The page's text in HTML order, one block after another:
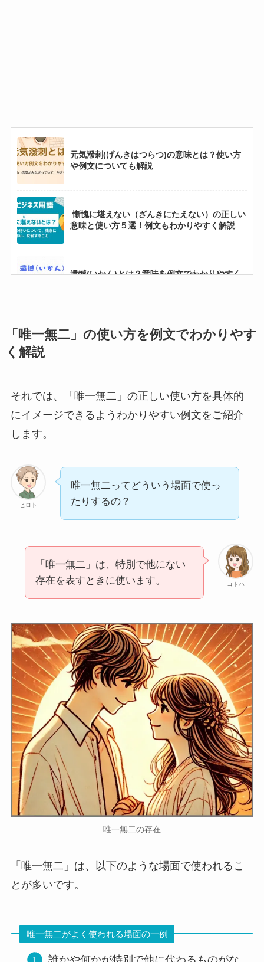
元気潑剌(げんきはつらつ)の意味とは？使い方
や例文についても解説
慚愧に堪えない（ざんきにたえない）の正しい
意味と使い方５選！例文もわかりやすく解説
遺憾(いかん)とは？意味を例文でわかりやすく
狡猾（こうかつ）の正しい意味と使い方５選！
侃侃諤諤(かんかんがくがく)の正しい意味と使
い方５選！例文もわかりやすく解説
意在言外(いざいげんがい)とは？ことばの意味
をくわしく解説
変幻自在(へんげんじざい)の意味とは？使い方
や例文から学ぼう
一念通天(いちねんつうてん)とは？意味・由
来・使い方・例文まで徹底解説！
採薪汲水とは？意味・由来・使い方・例文まで
わかりやすく解説！
自画自賛(じがじさん)の意味とは？使い方や例
遠慮会釈(えんりょえしゃく)の意味とは？使い
方や例文もくわしく解説
万里一空(ばんりいっくう)とは？意味や使い方
例文をわかりやすく解説
「唯一無二」の使い方を例文でわかりやす
く解説
それでは、「唯一無二」の正しい使い方を具体的
にイメージできるようわかりやすい例文をご紹介
します。
ヒロト
唯一無二ってどういう場面で使っ
たりするの？
コトハ
「唯一無二」は、特別で他にない
存在を表すときに使います。
唯一無二の存在
「唯一無二」は、以下のような場面で使われるこ
とが多いです。
唯一無二がよく使われる場面の一例